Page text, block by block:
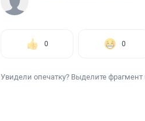
0 0
Увидели опечатку? Выделите